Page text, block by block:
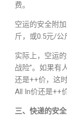
费。
空运的安全附
斤，或0.5元/公
实际上，空运
战险”。如果有
还是++价，这
All In价还是++
三、快递的安